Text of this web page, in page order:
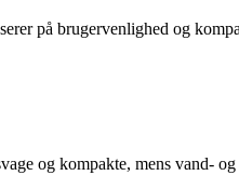
på brugervenlighed og
og kompakte, mens vand-